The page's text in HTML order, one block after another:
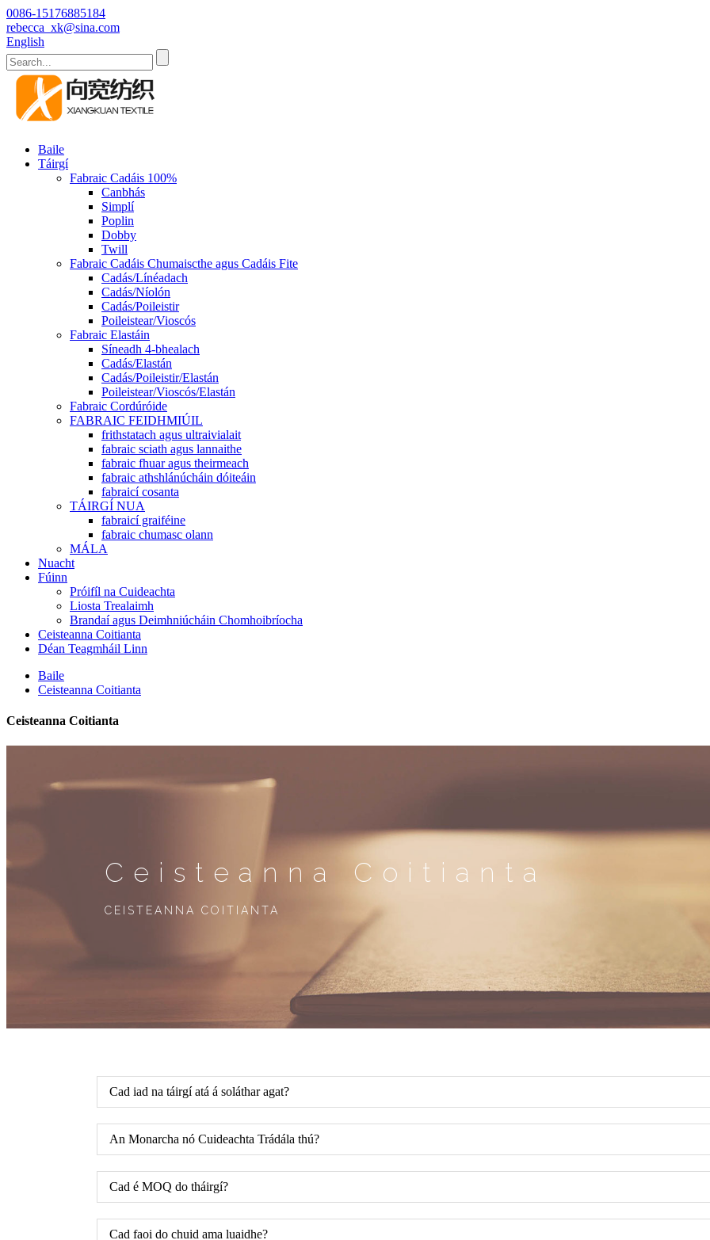
0086-15176885184
rebecca_xk@sina.com
English
Baile
Táirgí
Fabraic Cadáis 100%
Canbhás
Simplí
Poplin
Dobby
Twill
Fabraic Cadáis Chumaiscthe agus Cadáis Fite
Cadás/Línéadach
Cadás/Níolón
Cadás/Poileistir
Poileistear/Vioscós
Fabraic Elastáin
Síneadh 4-bhealach
Cadás/Elastán
Cadás/Poileistir/Elastán
Poileistear/Vioscós/Elastán
Fabraic Cordúróide
FABRAIC FEIDHMIÚIL
frithstatach agus ultraivialait
fabraic sciath agus lannaithe
fabraic fhuar agus theirmeach
fabraic athshlánúcháin dóiteáin
fabraicí cosanta
TÁIRGÍ NUA
fabraicí graiféine
fabraic chumasc olann
MÁLA
Nuacht
Fúinn
Próifíl na Cuideachta
Liosta Trealaimh
Brandaí agus Deimhniúcháin Chomhoibríocha
Ceisteanna Coitianta
Déan Teagmháil Linn
Baile
Ceisteanna Coitianta
Ceisteanna Coitianta
Ceisteanna Coitianta
CEISTEANNA COITIANTA
Cad iad na táirgí atá á soláthar agat?
An Monarcha nó Cuideachta Trádála thú?
Cad é MOQ do tháirgí?
Cad faoi do chuid ama luaidhe?